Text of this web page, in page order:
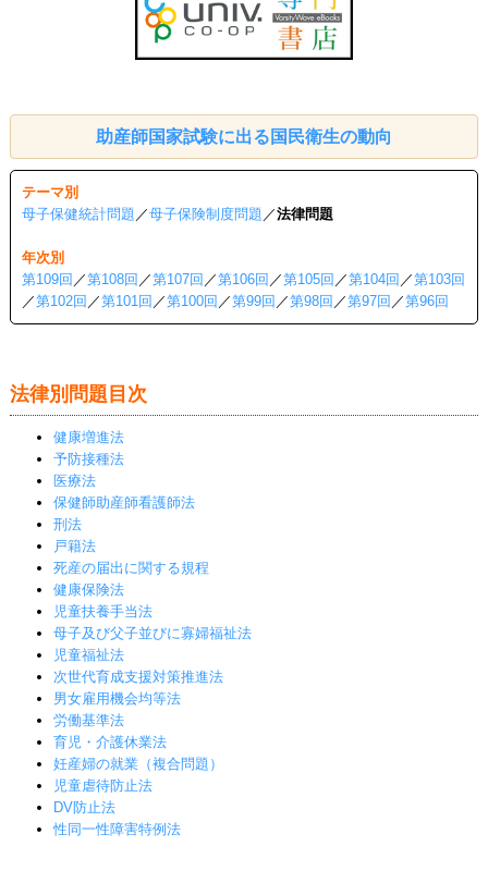
助産師国家試験に出る国民衛生の動向
テーマ別
母子保健統計問題 ／母子保険制度問題 ／法律問題
年次別
第109回 ／第108回 ／第107回 ／第106回 ／第105回 ／第104回 ／第103回
／第102回 ／第101回 ／第100回 ／第99回 ／第98回 ／第97回 ／第96回
法律別問題目次
健康増進法
予防接種法
医療法
保健師助産師看護師法
刑法
戸籍法
死産の届出に関する規程
健康保険法
児童扶養手当法
母子及び父子並びに寡婦福祉法
児童福祉法
次世代育成支援対策推進法
男女雇用機会均等法
労働基準法
育児・介護休業法
妊産婦の就業（複合問題）
児童虐待防止法
DV防止法
性同一性障害特例法